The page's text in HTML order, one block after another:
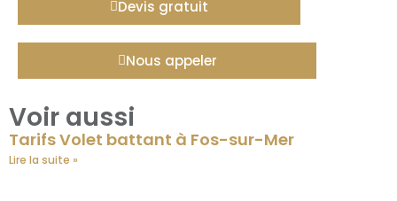
Devis gratuit
Nous appeler
Voir aussi
Tarifs Volet battant à Fos-sur-Mer
Lire la suite »